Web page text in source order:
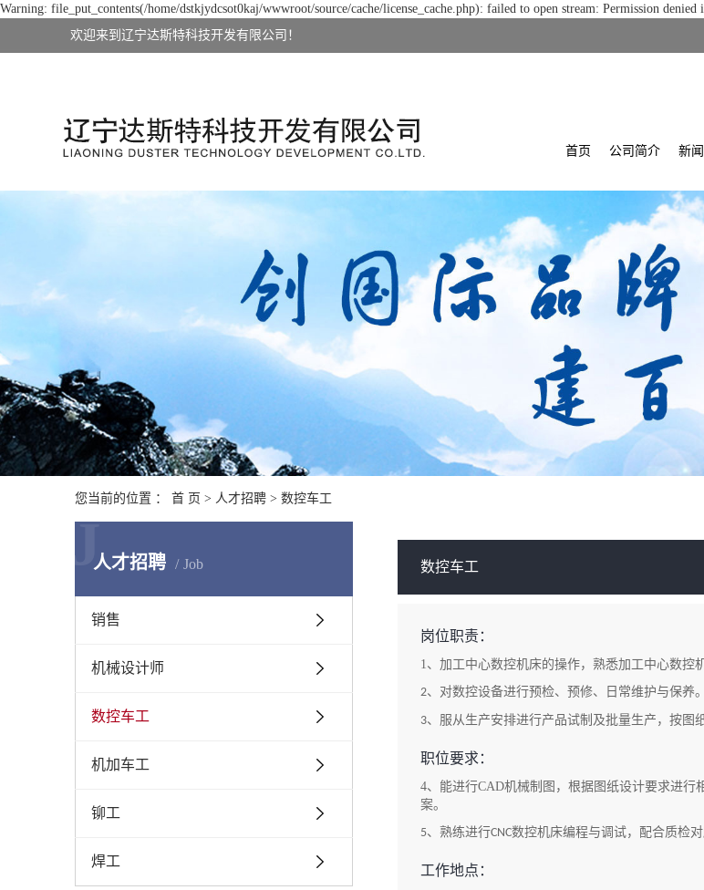
Warning: file_put_contents(/home/dstkjydcsot0kaj/wwwroot/source/cache/license_cache.php): failed to open stream: Permission
欢迎来到辽宁达斯特科技开发有限公司！
首页 公司简介 新
您当前的位置 ： 首 页 > 人才招聘 > 数控车工
人才招聘 Job
J
销售
机械设计师
数控车工
机加车工
铆工
焊工
数控车工
岗位职责：
1、加工中心数控机床的操作，熟悉加工中心数控
2、对数控设备进行预检、预修、日常维护与保养。
3、服从生产安排进行产品试制及批量生产，按图
职位要求：
4、能进行CAD机械制图，根据图纸设计要求进行
案。
5、熟练进行CNC数控机床编程与调试，配合质检对
工作地点：